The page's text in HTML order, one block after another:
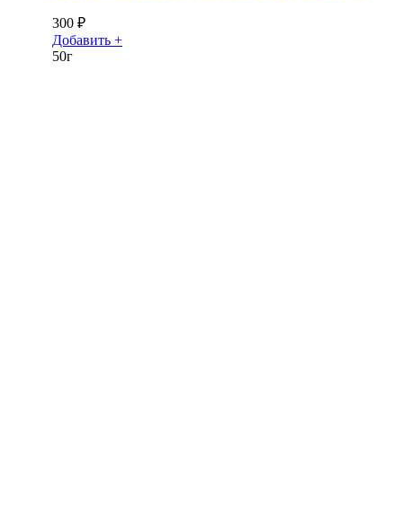
300 ₽
Добавить +
50г